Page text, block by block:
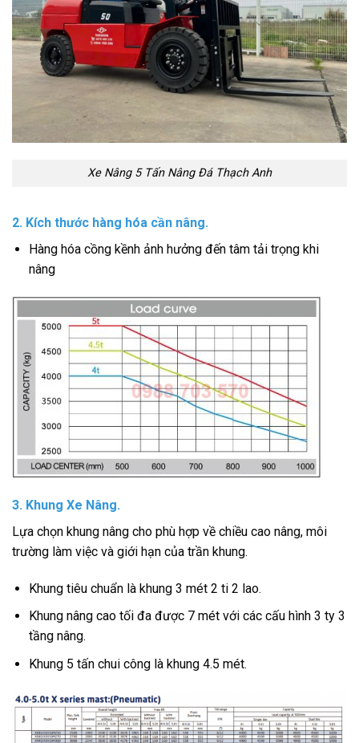
Xe Nâng 5 Tấn Nâng Đá Thạch Anh
2. Kích thước hàng hóa cần nâng.
Hàng hóa cồng kềnh ảnh hưởng đến tâm tải trọng khi
nâng
3. Khung Xe Nâng.
Lựa chọn khung nâng cho phù hợp về chiều cao nâng, môi
trường làm việc và giới hạn của trần khung.
Khung tiêu chuẩn là khung 3 mét 2 ti 2 lao.
Khung nâng cao tối đa được 7 mét với các cấu hình 3 ty 3
tầng nâng.
Khung 5 tấn chui công là khung 4.5 mét.